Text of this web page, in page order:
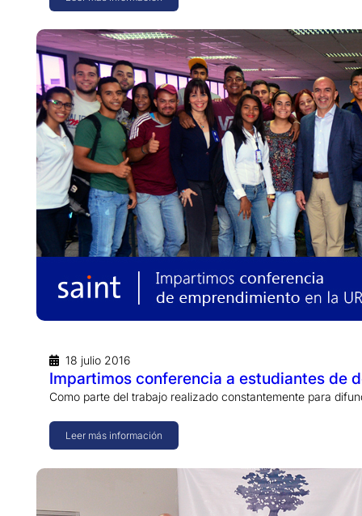
18 julio 2016
Impartimos conferencia a estudiantes de
Como parte del trabajo realizado constantemente para
Leer más información